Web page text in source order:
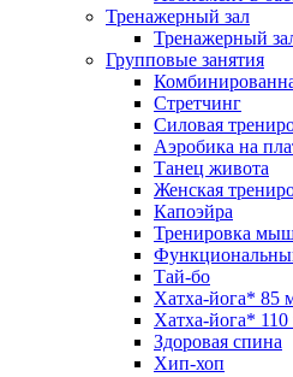
Тренажерный зал
Тренажерный
Групповые занятия
Стретчинг
Силовая
Аэробика на
Танец живота
Женская
Капоэйра
Тренировка
Тай-бо
Хатха-йога* 85
Хатха-йога*
Здоровая спина
Хип-хоп